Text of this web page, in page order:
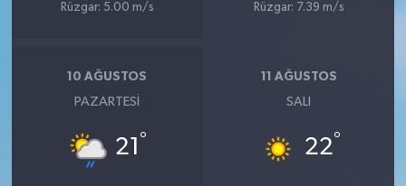
Rüzgar: 5.00 m/s
Rüzgar: 7.39 m/s
10 AĞUSTOS
PAZARTESI
21 °
11 AĞUSTOS
SALI
22°